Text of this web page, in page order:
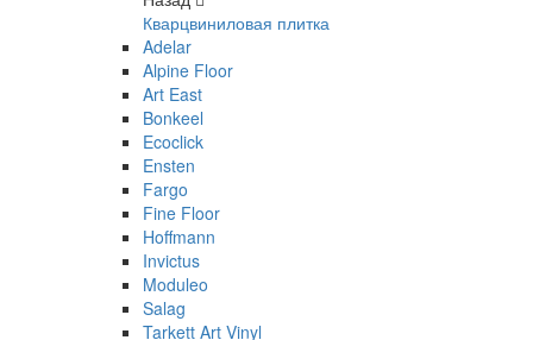
Кварцвиниловая плитка
Adelar
Alpine Floor
Art East
Bonkeel
Ecoclick
Ensten
Fargo
Fine Floor
Hoffmann
Invictus
Moduleo
Salag
Tarkett Art Vinyl